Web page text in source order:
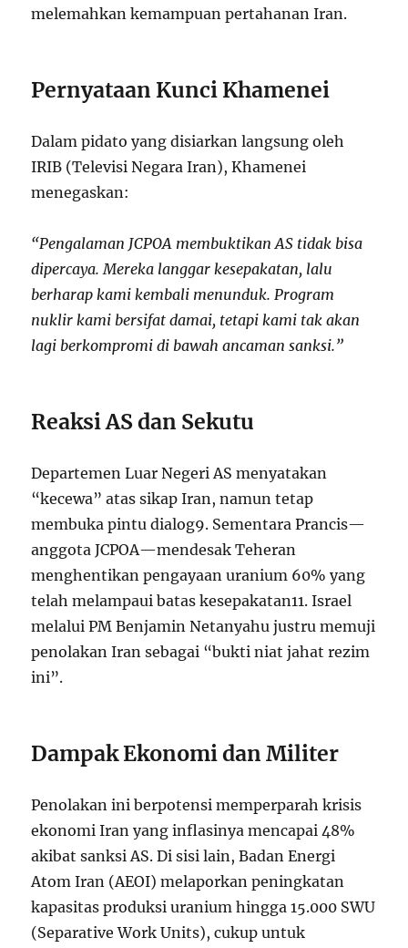
melemahkan kemampuan pertahanan Iran.
Pernyataan Kunci Khamenei
Dalam pidato yang disiarkan langsung oleh
IRIB (Televisi Negara Iran), Khamenei
menegaskan:
“Pengalaman JCPOA membuktikan AS tidak bisa
dipercaya. Mereka langgar kesepakatan, lalu
berharap kami kembali menunduk. Program
nuklir kami bersifat damai, tetapi kami tak akan
lagi berkompromi di bawah ancaman sanksi.”
Reaksi AS dan Sekutu
Departemen Luar Negeri AS menyatakan
“kecewa” atas sikap Iran, namun tetap
membuka pintu dialog9. Sementara Prancis—
anggota JCPOA—mendesak Teheran
menghentikan pengayaan uranium 60% yang
telah melampaui batas kesepakatan11. Israel
melalui PM Benjamin Netanyahu justru memuji
penolakan Iran sebagai “bukti niat jahat rezim
ini”.
Dampak Ekonomi dan Militer
Penolakan ini berpotensi memperparah krisis
ekonomi Iran yang inflasinya mencapai 48%
akibat sanksi AS. Di sisi lain, Badan Energi
Atom Iran (AEOI) melaporkan peningkatan
kapasitas produksi uranium hingga 15.000 SWU
(Separative Work Units), cukup untuk